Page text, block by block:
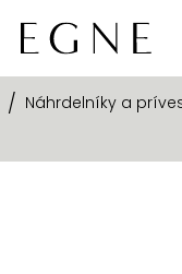
Náhrdelníky a